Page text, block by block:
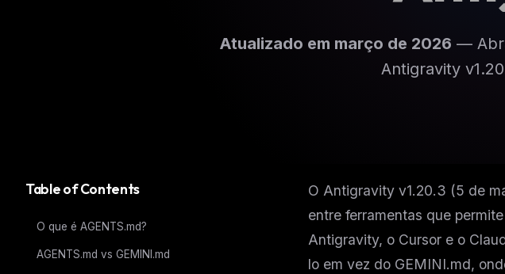
Atualizado em março de 2026 —
Antigravity
Table of Contents
O que é AGENTS.md?
AGENTS.md vs GEMINI.md
O Antigravity v1.20.3 (5 de
entre ferramentas que
Antigravity, o Cursor e o
lo em vez do GEMINI.md,